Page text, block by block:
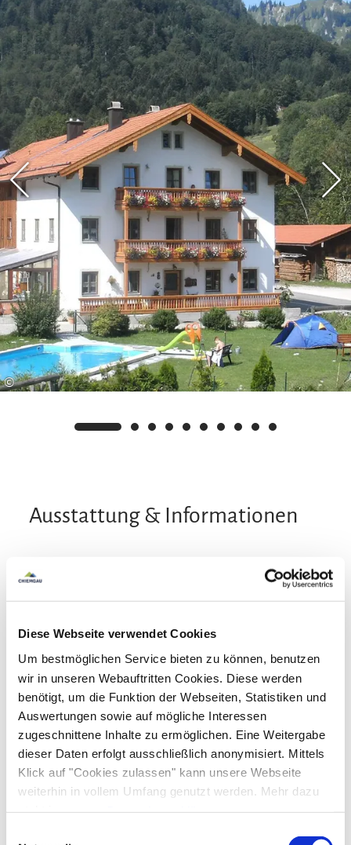
Diese Webseite verwendet Cookies
Um bestmöglichen Service bieten zu können, benutzen
wir in unseren Webauftritten Cookies. Diese werden
benötigt, um die Funktion der Webseiten, Statistiken und
Auswertungen sowie auf mögliche Interessen
zugeschnittene Inhalte zu ermöglichen. Eine Weitergabe
dieser Daten erfolgt ausschließlich anonymisiert. Mittels
Klick auf "Cookies zulassen" kann unsere Webseite
weiterhin in vollem Umfang genutzt werden. Mehr dazu
steht in unserer Datenschutzerklärung.
und die Nutzung öffentlicher Verkehrsmittel wie
der regionalen Busse und der Bayerischen
Regiobahn zwischen Ruhpolding und Traunstein
stehen Ihnen zur Verfügung. So können Sie die
Region in vollen Zügen erleben und sich
gleichzeitig von vielen kostenfreien Angeboten
überraschen lassen. Auf Wunsch senden wir
Ihnen gerne weitere Informationen und die
detaillierten Nutzungsbedingungen zu.
©
Ausstattung & Informationen
An- und Abreise
Services
Gepäckaufbewahrung
Allergikerfreundliche Zimmer verfügbar
Waschsalon/Wäscheservice
Parkplatz am Haus
Zahlungsoptionen vor Ort
Ausschließlich Barzahlung
Pool und Wellness
Schwimmbad (aussen) Beheizter Pool